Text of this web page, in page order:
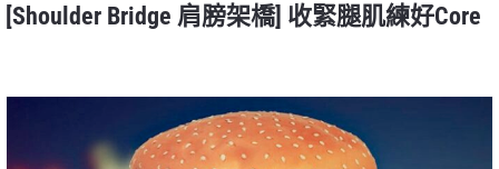
[Shoulder Bridge 肩膀架橋] 收緊腿肌練好Core